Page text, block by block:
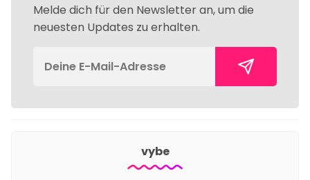
Melde dich für den Newsletter an, um die
neuesten Updates zu erhalten.
vybe